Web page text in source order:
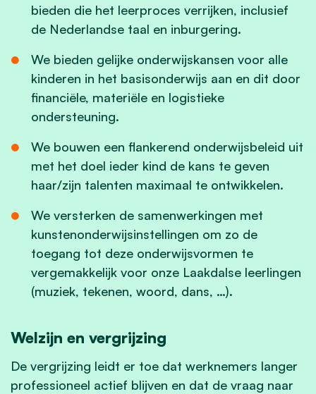
bieden die het leerproces verrijken, inclusief
de Nederlandse taal en inburgering.
We bieden gelijke onderwijskansen voor alle
kinderen in het basisonderwijs aan en dit door
financiële, materiële en logistieke
ondersteuning.
We bouwen een flankerend onderwijsbeleid uit
met het doel ieder kind de kans te geven
haar/zijn talenten maximaal te ontwikkelen.
We versterken de samenwerkingen met
kunstenonderwijsinstellingen om zo de
toegang tot deze onderwijsvormen te
vergemakkelijk voor onze Laakdalse leerlingen
(muziek, tekenen, woord, dans, …).
Welzijn en vergrijzing
De vergrijzing leidt er toe dat werknemers langer
professioneel actief blijven en dat de vraag naar